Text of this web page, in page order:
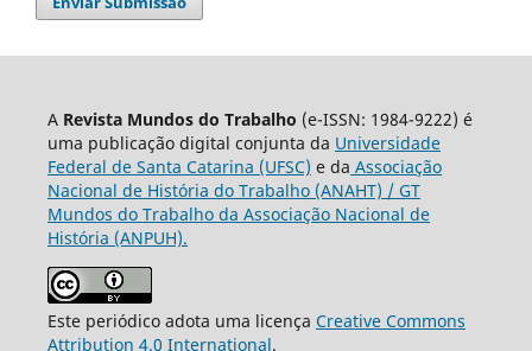
A Revista Mundos do Trabalho (e-ISSN: 1984-9222) é
uma publicação digital conjunta da Universidade
Federal de Santa Catarina (UFSC) e da Associação
Nacional de História do Trabalho (ANAHT) / GT
Mundos do Trabalho da Associação Nacional de
História (ANPUH).
Este periódico adota uma licença Creative Commons
Attribution 4.0 International.